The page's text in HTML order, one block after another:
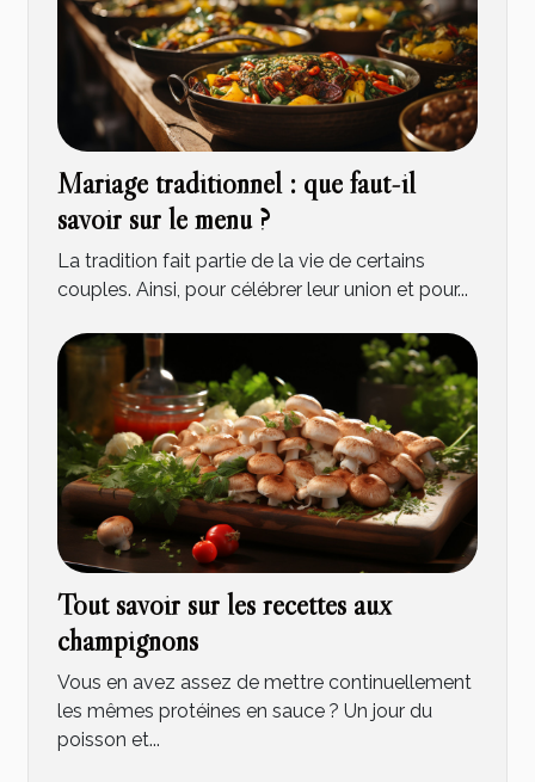
Mariage traditionnel : que faut-il
savoir sur le menu ?
La tradition fait partie de la vie de certains
couples. Ainsi, pour célébrer leur union et pour...
Tout savoir sur les recettes aux
champignons
Vous en avez assez de mettre continuellement
les mêmes protéines en sauce ? Un jour du
poisson et...